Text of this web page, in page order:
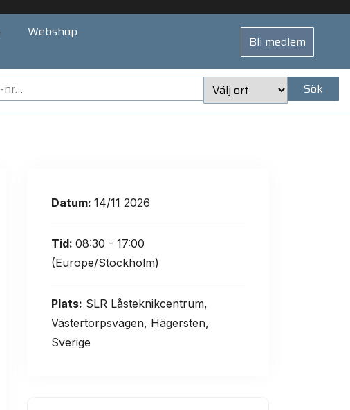
Webshop
Bli medlem
Sök
Datum: 14/11 2026
Tid: 08:30 - 17:00
(Europe/Stockholm)
Plats: SLR Låsteknikcentrum,
Västertorpsvägen, Hägersten,
Sverige